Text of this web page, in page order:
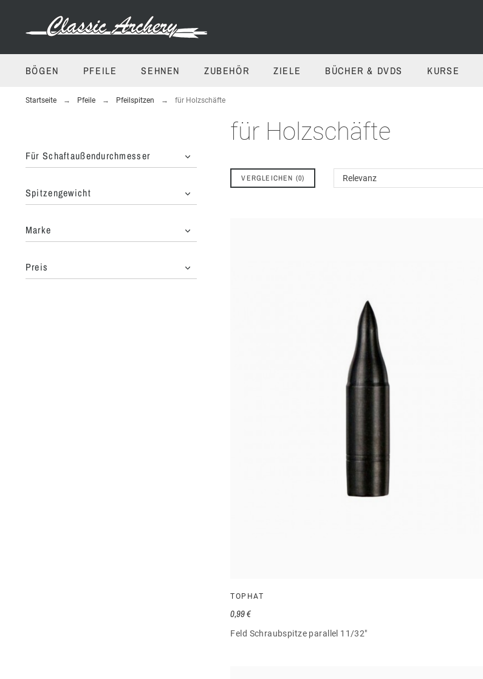
BÖGEN PFEILE SEHNEN ZUBEHÖR ZIELE BÜCHER & DVDS KURSE
Startseite Pfeile Pfeilspitzen für Holzschäfte
Für Schaftaußendurchmesser
Spitzengewicht
Marke
Preis
für Holzschäfte
VERGLEICHEN (0) Relevanz
TOPHAT
Feld Schraubspitze parallel 11/32"
0,99 €